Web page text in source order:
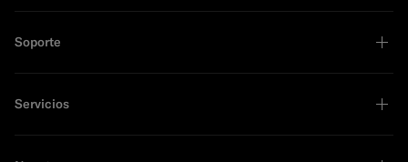
Soporte
Servicios